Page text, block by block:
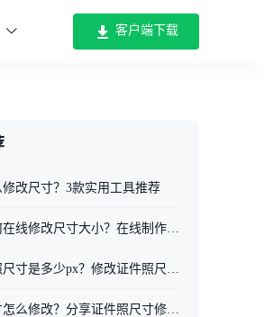
客户端下载
改尺寸？3款实用工具推荐
证件照如何在线修改尺寸大小？在线制作工具一分钟搞定
一寸证件照尺寸是多少px？修改证件照尺寸方法
证件照尺寸怎么修改？分享证件照尺寸修改的方法